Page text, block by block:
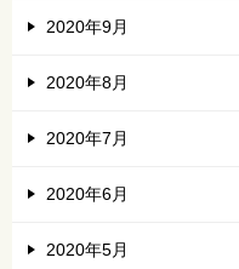
2020年9月
2020年8月
2020年7月
2020年6月
2020年5月